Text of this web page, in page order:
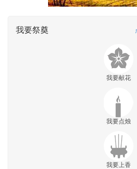
我要祭奠
我要献花
我要点烛
我要上香